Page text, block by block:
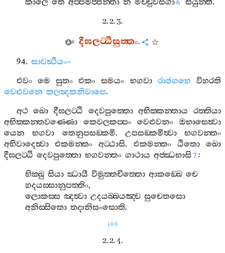
කාලෙ තෙ අප‍්පමජ‍්ජන‍්තා න මච‍්චුවසගා6 සියුන‍්ති.
2. 2. 3.
දීඝලට‍්ඨිසුත‍්තං.
94. සාවත්‍ථියං–
එවං මෙ සුතං එකං සමයං භගවා රාජගහෙ
විහරති
වෙළුවනෙ කලන්‍දකනිවාපෙ.
අථ ඛො දීඝලට‍්ඨි දෙවපුත‍්තො අභික‍්කන‍්තාය
රත‍්තියා
අභික‍්කන‍්තවණ‍්ණො
කෙවලකප‍්පං වෙළුවනං
ඔභාසෙත්‍වා
යෙන
භගවා තෙනුපසඞ‍්කමි. උපසඞ‍්කමිත්‍වා
භගවන‍්තං
අභිවාදෙත්‍වා
එකමන‍්තං අට‍්ඨාසි. එකමන‍්තං ඨිතො
ඛො
දීඝලට‍්ඨි දෙවපුත‍්තො භගවන‍්තං ගාථාය අජ‍්ඣභාසි7 :
භික‍්ඛු සියා ඣායී විමුත‍්තචිත‍්තො ආකඞ‍්ඛෙ චෙ
හදයස‍්සානුපත‍්තිං,
ලොකස‍්ස ඤත්‍වා උදයබ‍්බයඤ‍්ච සුචෙතසො
අනිස‍්සිතො තදානිසංසොති.
100
2. 2. 4.